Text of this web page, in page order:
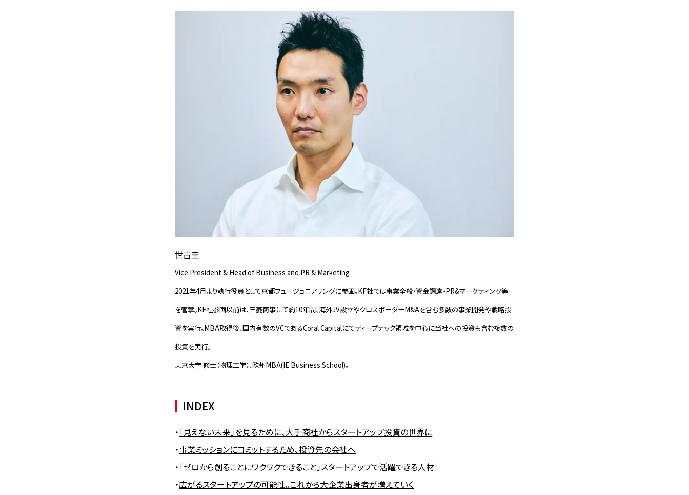
世古圭
Vice President & Head of Business and PR & Marketing
2021年4月より執行役員として京都フュージョニアリングに参画。KF社では事業全般・資金調達・PR&マーケティング等
を管掌。KF社参画以前は、三菱商事にて約10年間、海外JV設立やクロスボーダーM&Aを含む多数の事業開発や戦略投
資を実行。MBA取得後、国内有数のVCであるCoral Capitalにてディープテック領域を中心に当社への投資も含む複数の
投資を実行。
東京大学 修士（物理工学）、欧州MBA(IE Business School)。
INDEX
・「見えない未来」を見るために、大手商社からスタートアップ投資の世界に
・事業ミッションにコミットするため、投資先の会社へ
・「ゼロから創ることにワクワクできること」スタートアップで活躍できる人材
・広がるスタートアップの可能性。これから大企業出身者が増えていく